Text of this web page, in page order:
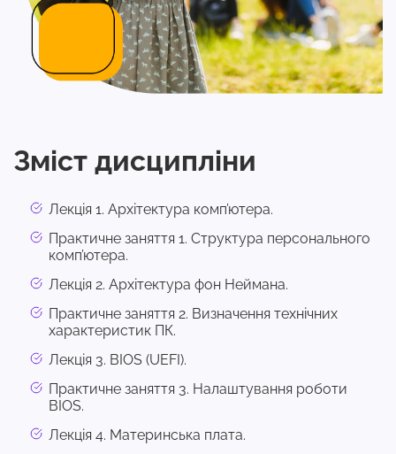
Зміст дисципліни
Лекція 1. Архітектура комп’ютера.
Практичне заняття 1. Структура персонального
комп’ютера.
Лекція 2. Архітектура фон Неймана.
Практичне заняття 2. Визначення технічних
характеристик ПК.
Лекція 3. BIOS (UEFI).
Практичне заняття 3. Налаштування роботи
BIOS.
Лекція 4. Материнська плата.